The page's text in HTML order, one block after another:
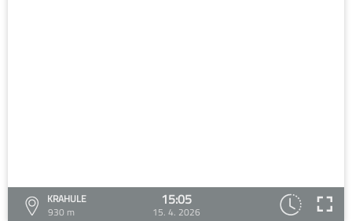
KRAHULE
930 m
15:05
15. 4. 2026